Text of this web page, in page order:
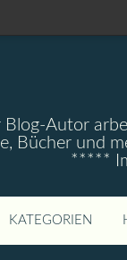
Blog-Autor
Bücher und
*****
KATEGORIEN